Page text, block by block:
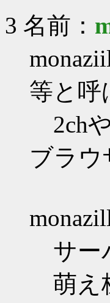
3 名前：
等と呼
2ch
ブラウ
サー
萌え